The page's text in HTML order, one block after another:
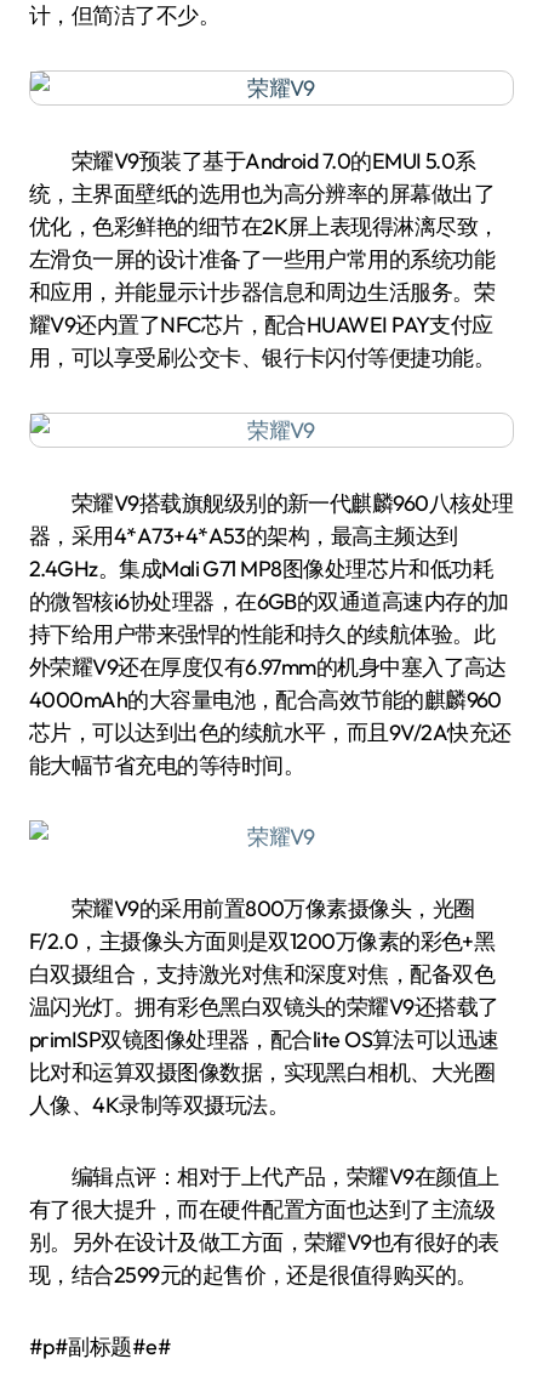
计，但简洁了不少。
荣耀V9预装了基于Android 7.0的EMUI 5.0系
统，主界面壁纸的选用也为高分辨率的屏幕做出了
优化，色彩鲜艳的细节在2K屏上表现得淋漓尽致，
左滑负一屏的设计准备了一些用户常用的系统功能
和应用，并能显示计步器信息和周边生活服务。荣
耀V9还内置了NFC芯片，配合HUAWEI PAY支付应
用，可以享受刷公交卡、银行卡闪付等便捷功能。
荣耀V9搭载旗舰级别的新一代麒麟960八核处理
器，采用4*A73+4*A53的架构，最高主频达到
2.4GHz。集成Mali G71 MP8图像处理芯片和低功耗
的微智核i6协处理器，在6GB的双通道高速内存的加
持下给用户带来强悍的性能和持久的续航体验。此
外荣耀V9还在厚度仅有6.97mm的机身中塞入了高达
4000mAh的大容量电池，配合高效节能的麒麟960
芯片，可以达到出色的续航水平，而且9V/2A快充还
能大幅节省充电的等待时间。
荣耀V9的采用前置800万像素摄像头，光圈
F/2.0，主摄像头方面则是双1200万像素的彩色+黑
白双摄组合，支持激光对焦和深度对焦，配备双色
温闪光灯。拥有彩色黑白双镜头的荣耀V9还搭载了
primISP双镜图像处理器，配合lite OS算法可以迅速
比对和运算双摄图像数据，实现黑白相机、大光圈
人像、4K录制等双摄玩法。
编辑点评：相对于上代产品，荣耀V9在颜值上
有了很大提升，而在硬件配置方面也达到了主流级
别。另外在设计及做工方面，荣耀V9也有很好的表
现，结合2599元的起售价，还是很值得购买的。
#p#副标题#e#